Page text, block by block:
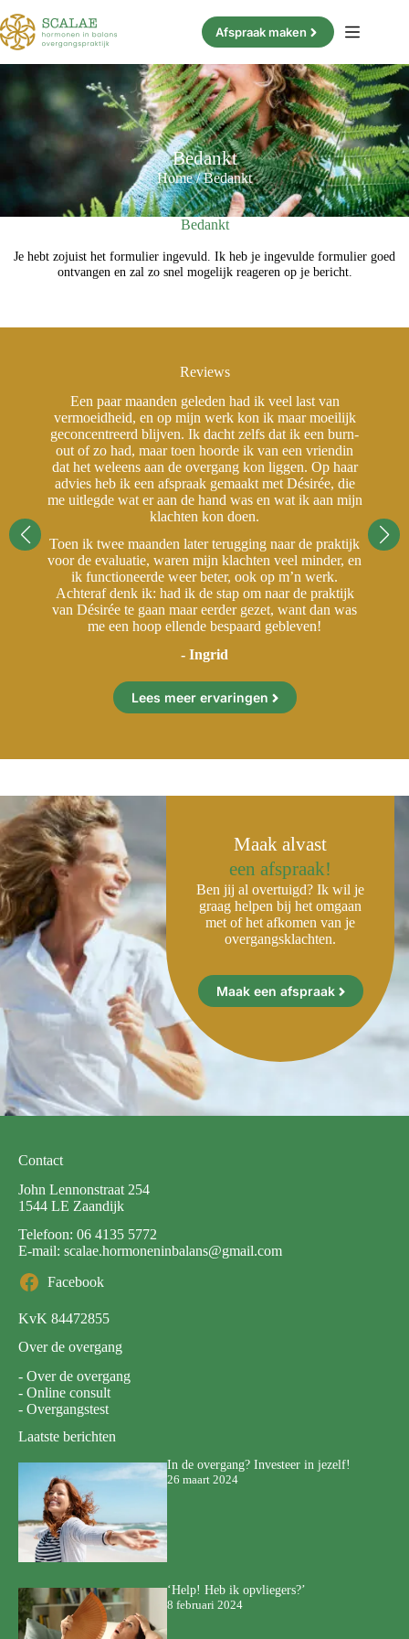
naar
de
Afspraak maken
Bedankt
Home/Bedankt
Bedankt
Je hebt zojuist het formulier ingevuld. Ik heb je ingevulde formulier goed
ontvangen en zal zo snel mogelijk reageren op je bericht.
Reviews
Een paar maanden geleden had ik veel last van
vermoeidheid, en op mijn werk kon ik maar moeilijk
geconcentreerd blijven. Ik dacht zelfs dat ik een burn-
out of zo had, maar toen hoorde ik van een vriendin
dat het weleens aan de overgang kon liggen. Op haar
advies heb ik een afspraak gemaakt met Désirée, die
me uitlegde wat er aan de hand was en wat ik aan mijn
klachten kon doen.
Toen ik twee maanden later terugging naar de praktijk
voor de evaluatie, waren mijn klachten veel minder, en
ik functioneerde weer beter, ook op m’n werk.
Achteraf denk ik: had ik de stap om naar de praktijk
van Désirée te gaan maar eerder gezet, want dan was
me een hoop ellende bespaard gebleven!
- Ingrid
Lees meer ervaringen
Maak alvast
een afspraak!
Ben jij al overtuigd? Ik wil je
graag helpen bij het omgaan
met of het afkomen van je
overgangsklachten.
Maak een afspraak
Contact
John Lennonstraat 254
1544 LE Zaandijk
Telefoon: 06 4135 5772
E-mail: scalae.hormoneninbalans@gmail.com
Facebook
KvK 84472855
Over de overgang
- Over de overgang
- Online consult
- Overgangstest
Laatste berichten
In de overgang? Investeer in jezelf!
26 maart 2024
‘Help! Heb ik opvliegers?’
8 februari 2024